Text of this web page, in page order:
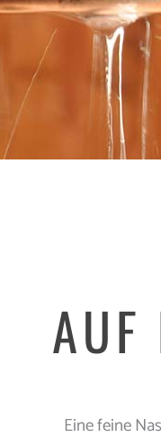
Eine feine